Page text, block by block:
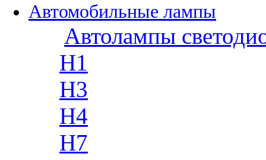
Автомобильные лампы
Автолампы
H1
H3
H4
H7